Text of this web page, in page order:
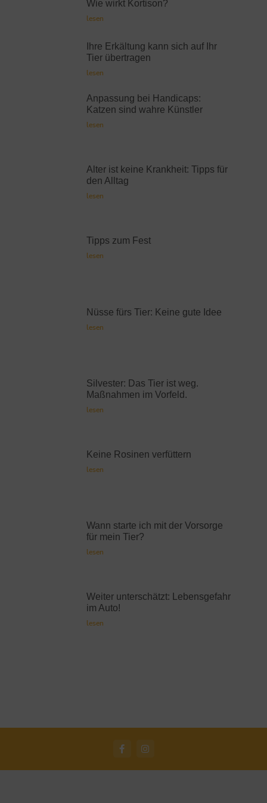
Wie wirkt Kortison?
lesen
Ihre Erkältung kann sich auf Ihr
Tier übertragen
lesen
Anpassung bei Handicaps:
Katzen sind wahre Künstler
lesen
Alter ist keine Krankheit: Tipps für
den Alltag
lesen
Tipps zum Fest
lesen
Nüsse fürs Tier: Keine gute Idee
lesen
Silvester: Das Tier ist weg.
Maßnahmen im Vorfeld.
lesen
Keine Rosinen verfüttern
lesen
Wann starte ich mit der Vorsorge
für mein Tier?
lesen
Weiter unterschätzt: Lebensgefahr
im Auto!
lesen